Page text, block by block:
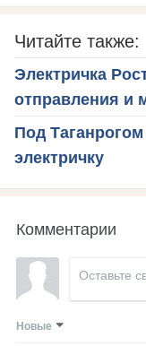
Читайте также:
Электричка
отправления и
Под
электричку
Комментарии
Новые